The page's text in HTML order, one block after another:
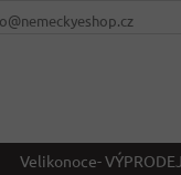
Velikonoce- VÝPRODEJ